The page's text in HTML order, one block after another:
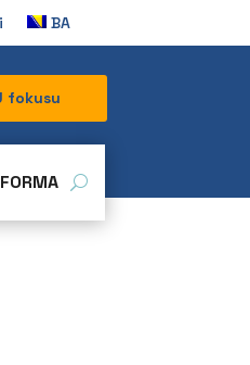
BA
fokusu